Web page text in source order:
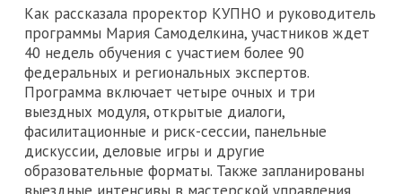
Как рассказала проректор КУПНО и руководитель
программы Мария Самоделкина, участников ждет
40 недель обучения с участием более 90
федеральных и региональных экспертов.
Программа включает четыре очных и три
выездных модуля, открытые диалоги,
фасилитационные и риск-сессии, панельные
дискуссии, деловые игры и другие
образовательные форматы. Также запланированы